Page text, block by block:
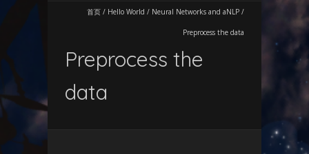
首页 / Hello World / Neural Networks and aNLP /
Preprocess the data
Preprocess the
data